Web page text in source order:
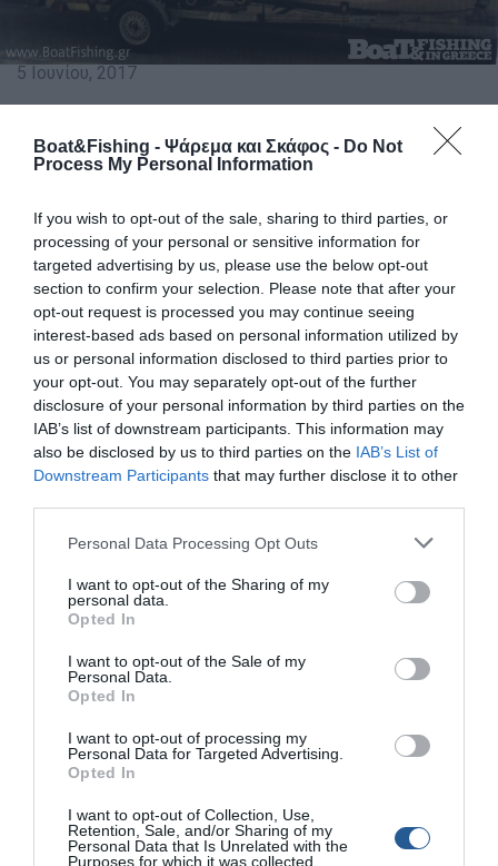
Boat&Fishing - Ψάρεμα και Σκάφος - Do Not
Process My Personal Information
If you wish to opt-out of the sale, sharing to third parties, or
processing of your personal or sensitive information for
targeted advertising by us, please use the below opt-out
section to confirm your selection. Please note that after your
opt-out request is processed you may continue seeing
interest-based ads based on personal information utilized by
us or personal information disclosed to third parties prior to
your opt-out. You may separately opt-out of the further
disclosure of your personal information by third parties on the
IAB’s list of downstream participants. This information may
also be disclosed by us to third parties on the IAB’s List of
Downstream Participants that may further disclose it to other
Personal Data Processing Opt Outs
I want to opt-out of the Sharing of my
personal data.
Opted In
I want to opt-out of the Sale of my
Personal Data.
Opted In
I want to opt-out of processing my
Personal Data for Targeted Advertising.
Opted In
I want to opt-out of Collection, Use,
Retention, Sale, and/or Sharing of my
Personal Data that Is Unrelated with the
Purposes for which it was collected.
5 Ιουνίου, 2017
Βρέθηκε η βάρκα που εκλάπη στη Σαλαμίνα
Το μήνυμα του κ. Νέστορα ήταν ενθαρρυντικό, η βάρκα
συγκεκριμένα στα Περιστέρια βρέθηκε! Παρακάτω
ακολουθεί το μήνυμα που λάβαμε:
παιδιά…… χίλια ευχαριστώ για την βοήθεια που μου
προσφέρατε, ώστε τελικά να βρεθεί η βάρκα που
μου είχαν κλέψει τα ξημερώματα της 30/5/2017.
βρέθηκε λοιπόν, στην Κυνοσούρα δίπλα στο
Ναυπηγείο Διαμαντή. Έλειπαν φυσικά οι 2 μηχανές
HONDA to rol bar και το χειριστήριο.
Η συγκεκριμένη ανακοίνωση διαβάστηκε από χιλιάδες
αναγνώστες του site αποτέλεσμα της κινητοποίησης
όλων εσάς που το μοιραστήκατε στο προφίλ σας.
Για την ιστορία Ο κ. Νέστορας ξύπνησε το πρωί στις 5:00
στις 30/5/2017 για να πάει με την βάρκα του Α. Ελλάς για
συγκεκριμένα στα Περιστέρια έμεινε άναυδος. Η βάρκα
είχε κάνει «φτερά». Ξεκίνησε να την αναζητεί τριγύρω
συνεχίστηκε τόσο με σκάφος όσο με το αυτοκίνητο γύρω
από την Σαλαμίνα. Φαίνεται πως οι δύο εξωλέμβιες
βάρκα αποτέλεσαν την λεία θρασύτατων ληστών.